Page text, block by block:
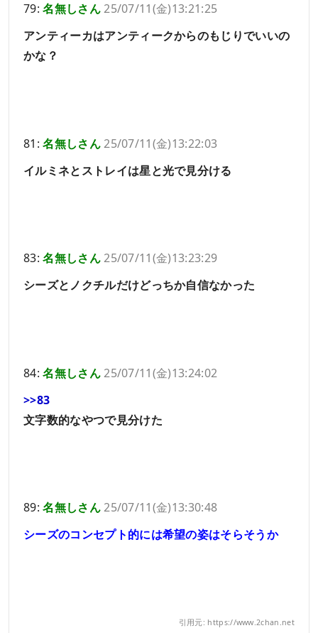
79:名無しさん25/07/11(金)13:21:25
アンティーカはアンティークからのもじりでいいの
かな？
81:名無しさん25/07/11(金)13:22:03
イルミネとストレイは星と光で見分ける
83:名無しさん25/07/11(金)13:23:29
シーズとノクチルだけどっちか自信なかった
84:名無しさん25/07/11(金)13:24:02
>>83
文字数的なやつで見分けた
89:名無しさん25/07/11(金)13:30:48
シーズのコンセプト的には希望の姿はそらそうか
引用元: https://www.2chan.net